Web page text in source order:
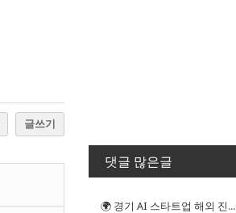
글쓰기
댓글 많은글
🌍 경기 AI 스타트업 해외 진출 판...